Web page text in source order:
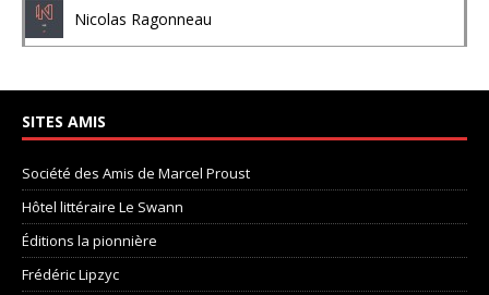
Nicolas Ragonneau
SITES AMIS
Société des Amis de Marcel Proust
Hôtel littéraire Le Swann
Éditions la pionnière
Frédéric Lipzyc